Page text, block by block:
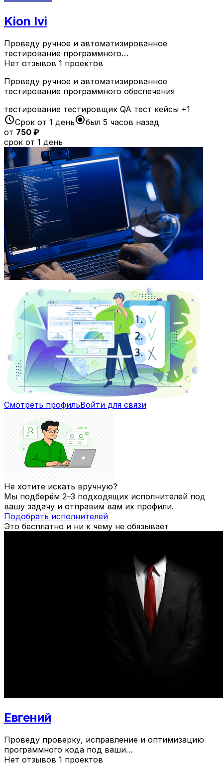
Kion Ivi
Проведу ручное и автоматизированное
тестирование программного…
Нет отзывов 1 проектов
Проведу ручное и автоматизированное
тестирование программного обеспечения
тестирование тестировщик QA тест кейсы +1
scheduleСрок от 1 деньradio_button_checkedбыл 5 часов назад
от 750 ₽
срок от 1 день
Смотреть профильВойти для связи
Не хотите искать вручную?
Мы подберём 2–3 подходящих исполнителей под
вашу задачу и отправим вам их профили.
Подобрать исполнителей
Это бесплатно и ни к чему не обязывает
Евгений
Проведу проверку, исправление и оптимизацию
программного кода под ваши…
Нет отзывов 1 проектов